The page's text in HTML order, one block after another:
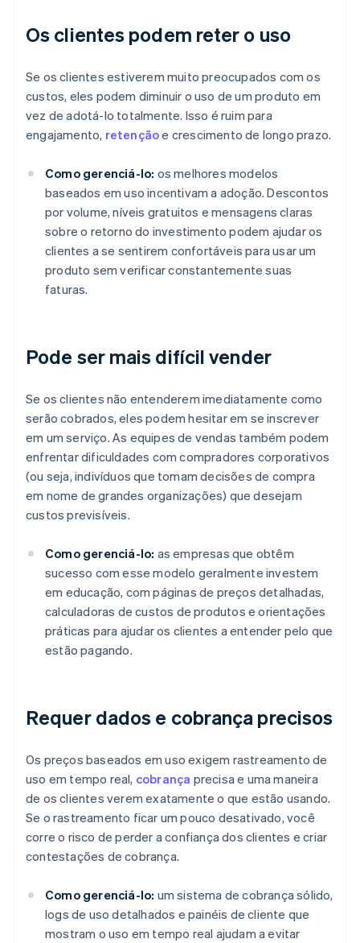
Os clientes podem reter o uso
Se os clientes estiverem muito preocupados com os
custos, eles podem diminuir o uso de um produto em
vez de adotá-lo totalmente. Isso é ruim para
engajamento, retençãoe crescimento de longo prazo.
Como gerenciá-lo: os melhores modelos
baseados em uso incentivam a adoção. Descontos
por volume, níveis gratuitos e mensagens claras
sobre o retorno do investimento podem ajudar os
clientes a se sentirem confortáveis para usar um
produto sem verificar constantemente suas
faturas.
Pode ser mais difícil vender
Se os clientes não entenderem imediatamente como
serão cobrados, eles podem hesitar em se inscrever
em um serviço. As equipes de vendas também podem
enfrentar dificuldades com compradores corporativos
(ou seja, indivíduos que tomam decisões de compra
em nome de grandes organizações) que desejam
custos previsíveis.
Como gerenciá-lo: as empresas que obtêm
sucesso com esse modelo geralmente investem
em educação, com páginas de preços detalhadas,
calculadoras de custos de produtos e orientações
práticas para ajudar os clientes a entender pelo que
estão pagando.
Requer dados e cobrança precisos
Os preços baseados em uso exigem rastreamento de
uso em tempo real, cobrança precisa e uma maneira
de os clientes verem exatamente o que estão usando.
Se o rastreamento ficar um pouco desativado, você
corre o risco de perder a confiança dos clientes e criar
contestações de cobrança.
Como gerenciá-lo: um sistema de cobrança sólido,
logs de uso detalhados e painéis de cliente que
mostram o uso em tempo real ajudam a evitar